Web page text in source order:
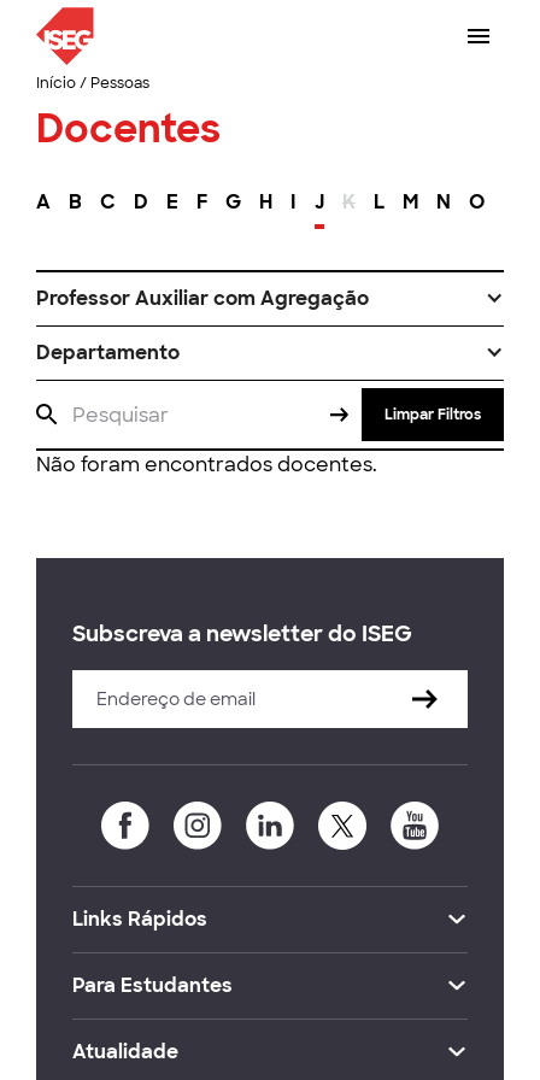
Início/ Pessoas
Docentes
A B C D E F G H I J K L M N O
Professor Auxiliar com Agregação
Departamento
Limpar Filtros
Não foram encontrados docentes.
Subscreva a newsletter do ISEG
Links Rápidos
Para Estudantes
Atualidade